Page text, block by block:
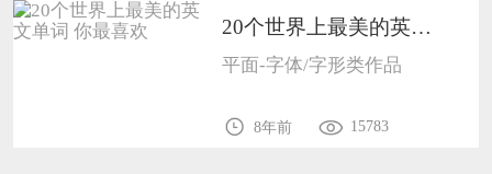
20个世界上最美的英文单词 你最喜欢1005
平面-字体/字形类作品
8年前 15783